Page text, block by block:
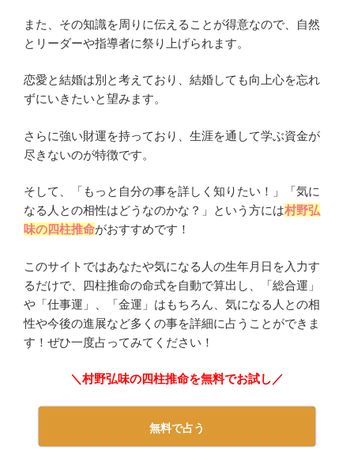
また、その知識を周りに伝えることが得意なので、自然
とリーダーや指導者に祭り上げられます。
恋愛と結婚は別と考えており、結婚しても向上心を忘れ
ずにいきたいと望みます。
さらに強い財運を持っており、生涯を通して学ぶ資金が
尽きないのが特徴です。
そして、「もっと自分の事を詳しく知りたい！」「気に
なる人との相性はどうなのかな？」という方には村野弘
味の四柱推命がおすすめです！
このサイトではあなたや気になる人の生年月日を入力す
るだけで、四柱推命の命式を自動で算出し、「総合運」
や「仕事運」、「金運」はもちろん、気になる人との相
性や今後の進展など多くの事を詳細に占うことができま
す！ぜひ一度占ってみてください！
＼村野弘味の四柱推命を無料でお試し／
無料で占う